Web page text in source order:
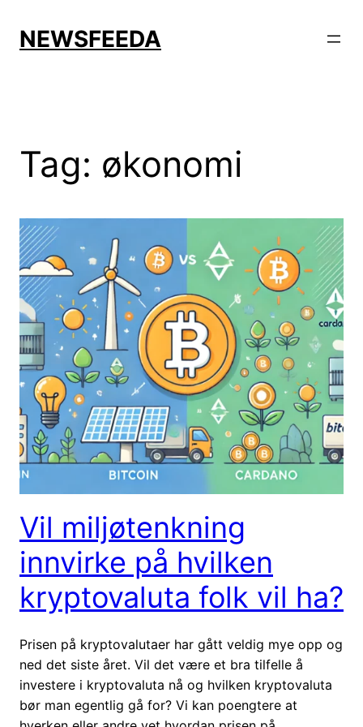
content
NEWSFEEDA
Tag: økonomi
Vil miljøtenkning
innvirke på hvilken
kryptovaluta folk vil ha?
Prisen på kryptovalutaer har gått veldig mye opp og
ned det siste året. Vil det være et bra tilfelle å
investere i kryptovaluta nå og hvilken kryptovaluta
bør man egentlig gå for? Vi kan poengtere at